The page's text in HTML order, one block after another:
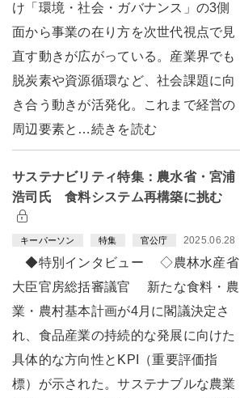
け「環境・社会・ガバナンス」の3側
面から事業の在り方を次世代視点で見
直す動きが広がっている。産業界でも
脱炭素や資源循環など、社会課題に向
き合う動きが活発化。これまで経営の
周辺要素と…続きを読む
サステナビリティ特集：農水省・宮浦
浩司氏 食料システム再構築に挑む
キーパーソン 特集 官公庁 2025.06.28
◆特別インタビュー ◇農林水産省
大臣官房総括審議官 新たな食料・農
業・農村基本計画が4月に閣議決定さ
れ、食品産業の持続的な発展に向けた
具体的な方向性とKPI（重要評価指
標）が示された。サステナブルな農業